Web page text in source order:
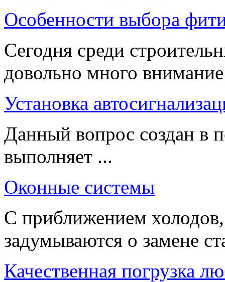
Особенности выбора
Сегодня среди
довольно много
Установка
Данный вопрос создан в
выполняет ...
Оконные системы
С приближением
задумываются о замене
Качественная погрузка